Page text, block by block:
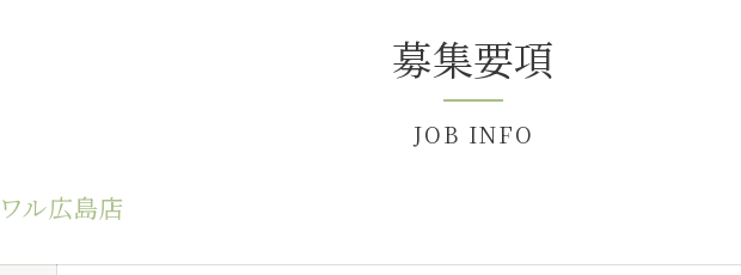
募集要項
JOB INFO
ル広島店